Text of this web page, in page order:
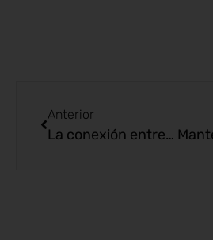
Anterior
La conexión entre la alimentación y la autoestima